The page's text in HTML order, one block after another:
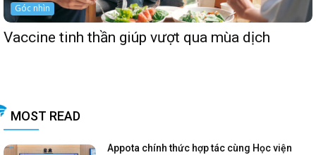
Góc nhìn
Vaccine tinh thần giúp vượt qua mùa dịch
MOST READ
Appota chính thức hợp tác cùng Học viện